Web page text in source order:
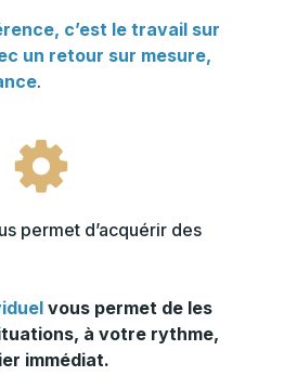
c’est le travail sur
un retour sur mesure,
.
permet d’acquérir des
vous permet de les
à votre rythme,
immédiat.